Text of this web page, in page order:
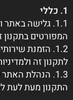
1. כללי
1.1. גלישה
המפורטים בתקנון
1.2. הזמנת
לתקנון זה
1.3. הנהלת
התקנון מעת לעת